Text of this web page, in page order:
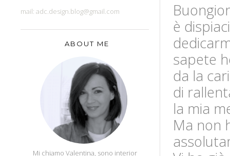
è
sapete
da la
di
la mia
Ma non
mail: adc.design.blog@gmail.com
ABOUT ME
APPUNTI DI CASA
Mi chiamo Valentina, sono interior